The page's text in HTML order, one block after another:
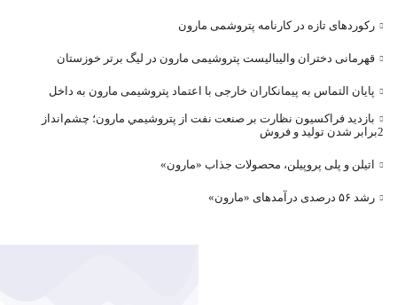
رکوردهای تازه در کارنامه پتروشمی مارون
قهرمانی دختران والیبالیست پتروشیمی مارون در لیگ برتر خوزستان
پایان التماس به پیمانکاران خارجی با اعتماد پتروشیمی مارون به داخل
بازديد فراکسيون نظارت بر صنعت نفت از پتروشيمي مارون؛ چشم‌انداز
2برابر شدن توليد و فروش
اتیلن و پلی پروپیلن، محصولات جذاب «مارون»
رشد ۵۶ درصدی درآمد‌های «مارون»